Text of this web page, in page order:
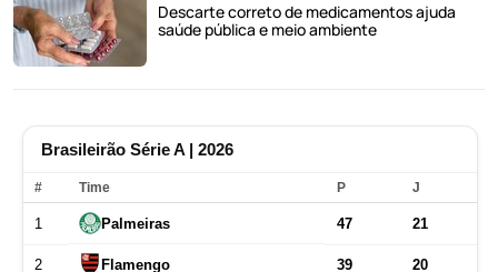
Descarte correto de medicamentos ajuda
saúde pública e meio ambiente